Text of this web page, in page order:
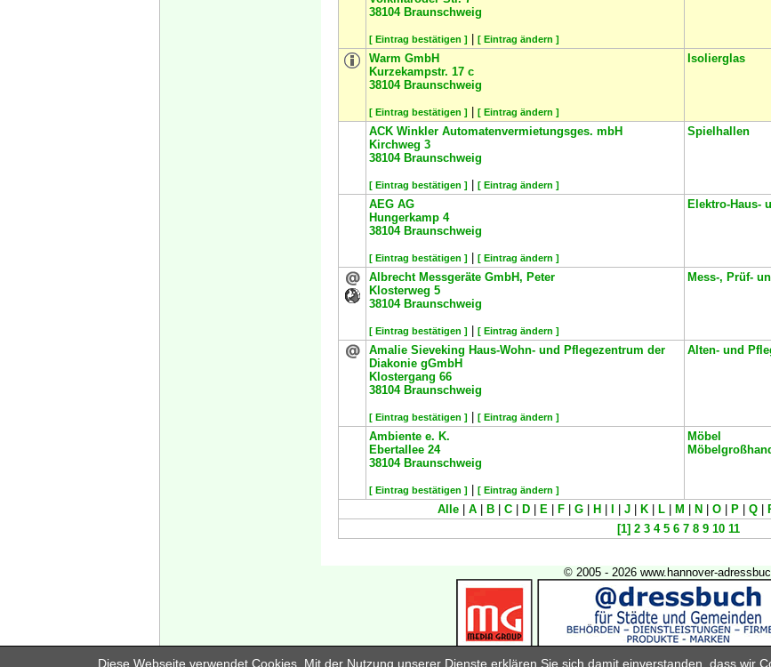
Diese Webseite verwendet Cookies. Mit der Nutzung unserer Dienste erklären Sie sich damit einverstanden, dass wir
38104 Braunschweig
[ Eintrag bestätigen ] [ Eintrag ändern ]
Warm GmbH
Kurzekampstr. 17 c
38104 Braunschweig
[ Eintrag bestätigen ] [ Eintrag ändern ]
Isolierglas
ACK Winkler Automatenvermietungsges. mbH
Kirchweg 3
38104 Braunschweig
[ Eintrag bestätigen ] [ Eintrag ändern ]
Spielhallen
AEG AG
Hungerkamp 4
38104 Braunschweig
[ Eintrag bestätigen ] [ Eintrag ändern ]
Elektro-Haus-
Albrecht Messgeräte GmbH, Peter
Klosterweg 5
38104 Braunschweig
[ Eintrag bestätigen ] [ Eintrag ändern ]
Mess-, Prüf-
Amalie Sieveking Haus-Wohn- und Pflegezentrum der
Diakonie gGmbH
Klostergang 66
38104 Braunschweig
[ Eintrag bestätigen ] [ Eintrag ändern ]
Alten- und
Ambiente e. K.
Ebertallee 24
38104 Braunschweig
[ Eintrag bestätigen ] [ Eintrag ändern ]
Möbel
Alle A B C D E F G H J K L M N O P Q
[1] 2 3 4 5 6 7 8 9 10 11
© 2005 - 2026 www.hannover-
Industrie- und Handelsverlag GmbH &